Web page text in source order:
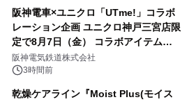
阪神電車×ユニクロ「UTme!」コラボ
レーション企画 ユニクロ神戸三宮店限
定で8月7日（金） コラボアイテムが
発売決定！
阪神電気鉄道株式会社
3時間前
乾燥ケアライン『Moist Plus(モイス